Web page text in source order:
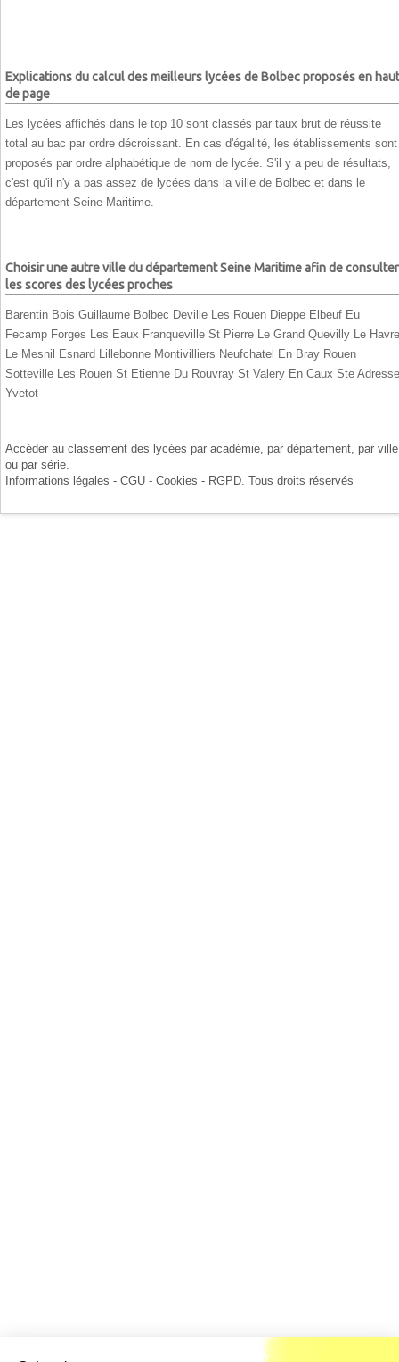
Explications du calcul des meilleurs lycées de Bolbec proposés en haut
de page
Les lycées affichés dans le top 10 sont classés par taux brut de réussite
total au bac par ordre décroissant. En cas d'égalité, les établissements sont
proposés par ordre alphabétique de nom de lycée. S'il y a peu de résultats,
c'est qu'il n'y a pas assez de lycées dans la ville de Bolbec et dans le
département Seine Maritime.
Choisir une autre ville du département Seine Maritime afin de consulter
les scores des lycées proches
Barentin Bois Guillaume Bolbec Deville Les Rouen Dieppe Elbeuf Eu
Fecamp Forges Les Eaux Franqueville St Pierre Le Grand Quevilly
Le Havre
Le Mesnil Esnard
Lillebonne Montivilliers Neufchatel En Bray Rouen
Sotteville Les Rouen St Etienne Du Rouvray St Valery En Caux Ste Adresse
Yvetot
Accéder au classement des lycées par académie , par département , par ville
ou par série
Informations légales - CGU - Cookies - RGPD . Tous droits réservés